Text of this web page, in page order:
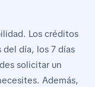
Los créditos
día, los 7 días
solicitar un
Además,